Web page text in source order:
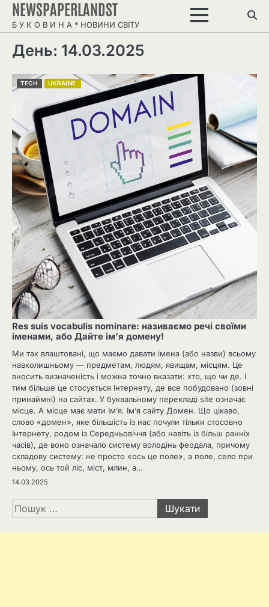
Перейти
вмісту
NEWSPAPERLANDST
Б У К О В И Н А * НОВИНИ СВІТУ
День: 14.03.2025
TECH UKRAINE
Res suis vocabulis nominare: називаємо речі своїми
іменами, або Дайте ім’я домену!
Ми так влаштовані, що маємо давати імена (або назви) всьому
навколишньому — предметам, людям, явищам, місцям. Це
вносить визначеність і можна точно вказати: хто, що чи де. І
тим більше це стосується Інтернету, де все побудовано (зовні
принаймні) на сайтах. У буквальному перекладі site означає
місце. А місце має мати Ім’я. Ім’я сайту Домен. Що цікаво,
слово «домен», яке більшість із нас почули тільки стосовно
Інтернету, родом із Середньовіччя (або навіть із більш ранніх
часів), де воно означало систему володінь феодала, причому
складову систему: не просто «ось це поле», а поле, село при
ньому, ось той ліс, міст, млин, а…
14.03.2025
Пошук: